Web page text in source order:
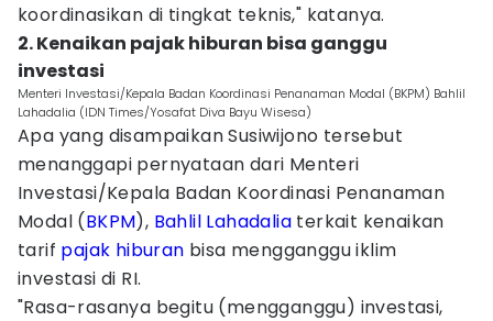
koordinasikan di tingkat teknis," katanya.
2. Kenaikan pajak hiburan bisa ganggu
investasi
Menteri Investasi/Kepala Badan Koordinasi Penanaman Modal (BKPM) Bahlil
Lahadalia (IDN Times/Yosafat Diva Bayu Wisesa)
Apa yang disampaikan Susiwijono tersebut
menanggapi pernyataan dari Menteri
Investasi/Kepala Badan Koordinasi Penanaman
Modal (BKPM), Bahlil Lahadalia terkait kenaikan
tarif pajak hiburan bisa mengganggu iklim
investasi di RI.
"Rasa-rasanya begitu (mengganggu) investasi,